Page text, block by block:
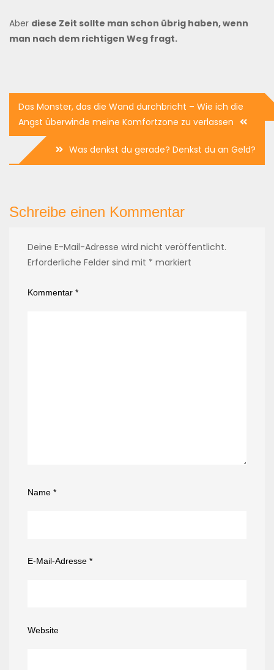
Aber diese Zeit sollte man schon übrig haben, wenn
man nach dem richtigen Weg fragt.
Beitragsnavigation
Das Monster, das die Wand durchbricht – Wie ich die
Angst überwinde meine Komfortzone zu verlassen
Was denkst du gerade? Denkst du an Geld?
Schreibe einen Kommentar
Deine E-Mail-Adresse wird nicht veröffentlicht.
Erforderliche Felder sind mit * markiert
Kommentar *
Name *
E-Mail-Adresse *
Website